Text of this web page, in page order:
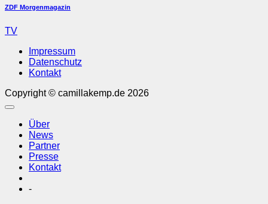
ZDF Morgenmagazin
TV
Impressum
Datenschutz
Kontakt
Copyright © camillakemp.de 2026
Über
News
Partner
Presse
Kontakt
-